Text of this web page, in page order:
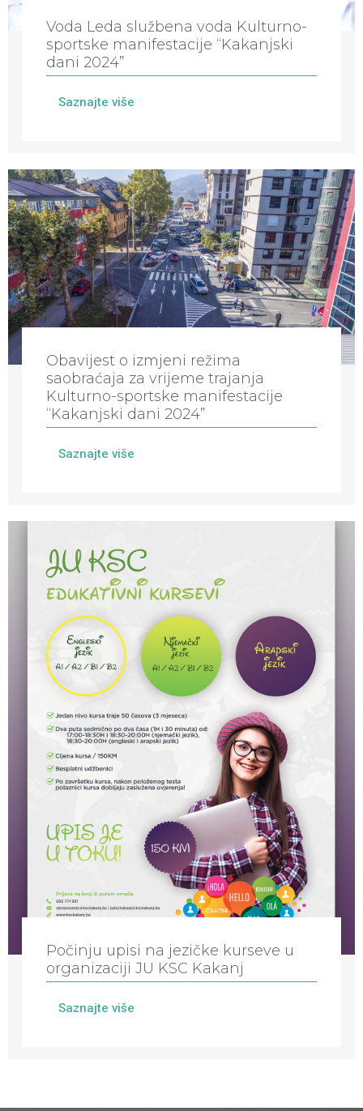
Voda Leda službena voda Kulturno-
sportske manifestacije “Kakanjski
dani 2024”
Saznajte više
Obavijest o izmjeni režima
saobraćaja za vrijeme trajanja
Kulturno-sportske manifestacije
“Kakanjski dani 2024”
Saznajte više
Počinju upisi na jezičke kurseve u
organizaciji JU KSC Kakanj
Saznajte više